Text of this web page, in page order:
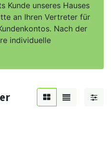
Kunde unseres Hauses
an Ihren Vertreter für
Nach der
individuelle